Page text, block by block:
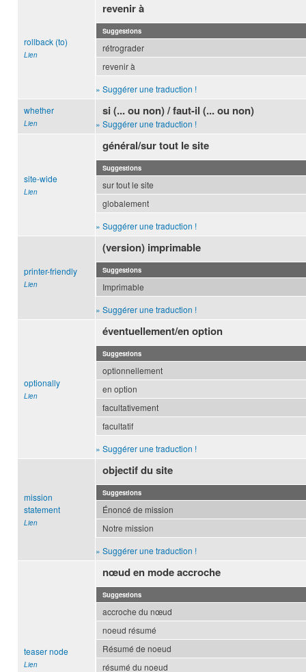
rollback (to)
Lien
revenir à
Suggestions
rétrograder
revenir à
» Suggérer une traduction !
whether
Lien
si (... ou non) / faut-il (... ou non)
» Suggérer une traduction !
site-wide
Lien
général/sur tout le site
Suggestions
sur tout le site
globalement
» Suggérer une traduction !
printer-friendly
Lien
(version) imprimable
Suggestions
Imprimable
» Suggérer une traduction !
optionally
Lien
éventuellement/en option
Suggestions
optionnellement
en option
facultativement
facultatif
» Suggérer une traduction !
mission
statement
Lien
objectif du site
Suggestions
Énoncé de mission
Notre mission
» Suggérer une traduction !
teaser node
Lien
nœud en mode accroche
Suggestions
accroche du nœud
noeud résumé
Résumé de noeud
résumé du noeud